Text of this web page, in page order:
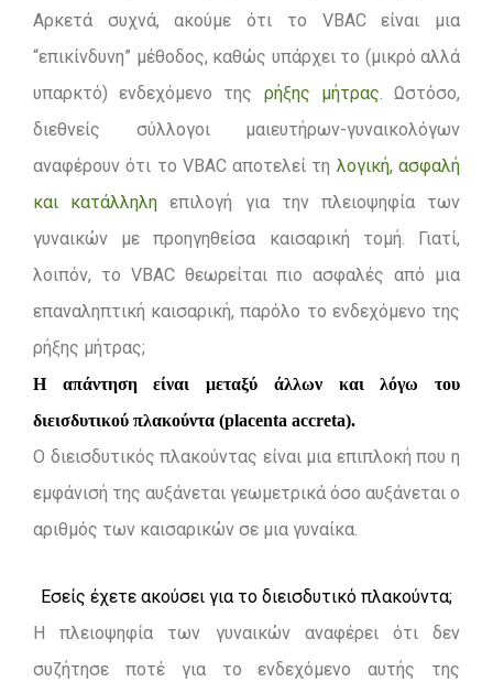
Αρκετά συχνά, ακούμε ότι το VBAC είναι μια
“επικίνδυνη” μέθοδος, καθώς υπάρχει το (μικρό αλλά
υπαρκτό) ενδεχόμενο της ρήξης μήτρας. Ωστόσο,
διεθνείς σύλλογοι μαιευτήρων-γυναικολόγων
αναφέρουν ότι το VBAC αποτελεί τη λογική, ασφαλή
και κατάλληλη επιλογή για την πλειοψηφία των
γυναικών με προηγηθείσα καισαρική τομή. Γιατί,
λοιπόν, το VBAC θεωρείται πιο ασφαλές από μια
επαναληπτική καισαρική, παρόλο το ενδεχόμενο της
ρήξης μήτρας;
Η απάντηση είναι μεταξύ άλλων και λόγω του
διεισδυτικού πλακούντα (placenta accreta).
Ο διεισδυτικός πλακούντας είναι μια επιπλοκή που η
εμφάνισή της αυξάνεται γεωμετρικά όσο αυξάνεται ο
αριθμός των καισαρικών σε μια γυναίκα.
Εσείς έχετε ακούσει για το διεισδυτικό πλακούντα;
Η πλειοψηφία των γυναικών αναφέρει ότι δεν
συζήτησε ποτέ για το ενδεχόμενο αυτής της